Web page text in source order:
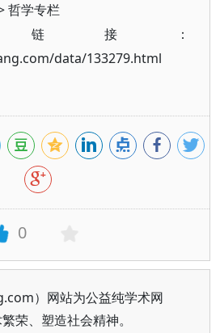
哲学专栏
接：
data/133279.html
0
）网站为公益纯学术网
荣、塑造社会精神。